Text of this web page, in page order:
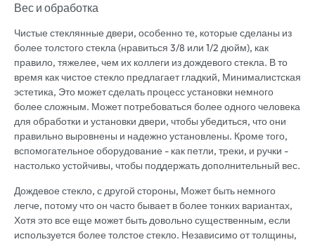
Вес и обработка
Чистые стеклянные двери, особенно те, которые сделаны из
более толстого стекла (нравиться 3/8 или 1/2 дюйм), как
правило, тяжелее, чем их коллеги из дождевого стекла. В то
время как чистое стекло предлагает гладкий, Минималистская
эстетика, Это может сделать процесс установки немного
более сложным. Может потребоваться более одного человека
для обработки и установки двери, чтобы убедиться, что они
правильно выровнены и надежно установлены. Кроме того,
вспомогательное оборудование - как петли, треки, и ручки -
настолько устойчивы, чтобы поддержать дополнительный вес.
Дождевое стекло, с другой стороны, Может быть немного
легче, потому что он часто бывает в более тонких вариантах,
Хотя это все еще может быть довольно существенным, если
используется более толстое стекло. Независимо от толщины,